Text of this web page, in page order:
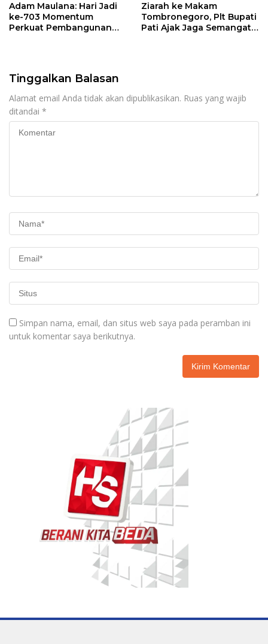
Adam Maulana: Hari Jadi
ke-703 Momentum
Perkuat Pembangunan
Ziarah ke Makam
Tombronegoro, Plt Bupati
Pati Ajak Jaga Semangat
Tinggalkan Balasan
Alamat email Anda tidak akan dipublikasikan. Ruas yang wajib
ditandai *
Simpan nama, email, dan situs web saya pada peramban ini
untuk komentar saya berikutnya.